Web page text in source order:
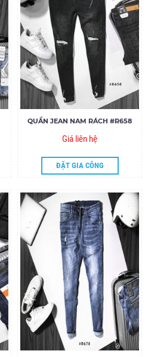
QUẦN JEAN NAM RÁCH #R658
Giá liên hệ
ĐẶT GIA CÔNG